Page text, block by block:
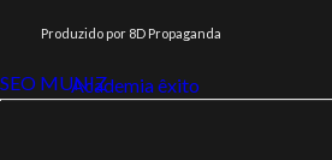
Produzido por 8D Propaganda
SEO MUNIZ
Link112Academia êxito